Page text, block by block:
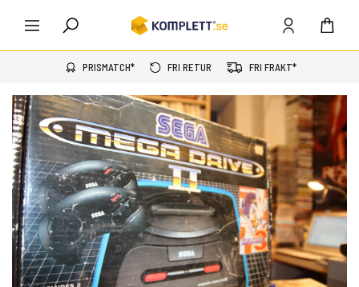
PRISMATCH* FRI RETUR FRI FRAKT*